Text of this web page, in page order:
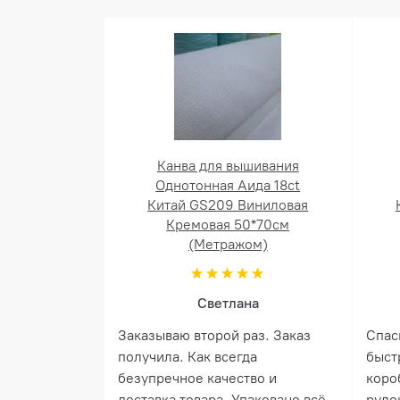
Канва для вышивания
Однотонная Аида 18ct
Китай GS209 Виниловая
Кремовая 50*70см
(Метражом)
Светлана
Заказываю второй раз. Заказ
получила. Как всегда
безупречное качество и